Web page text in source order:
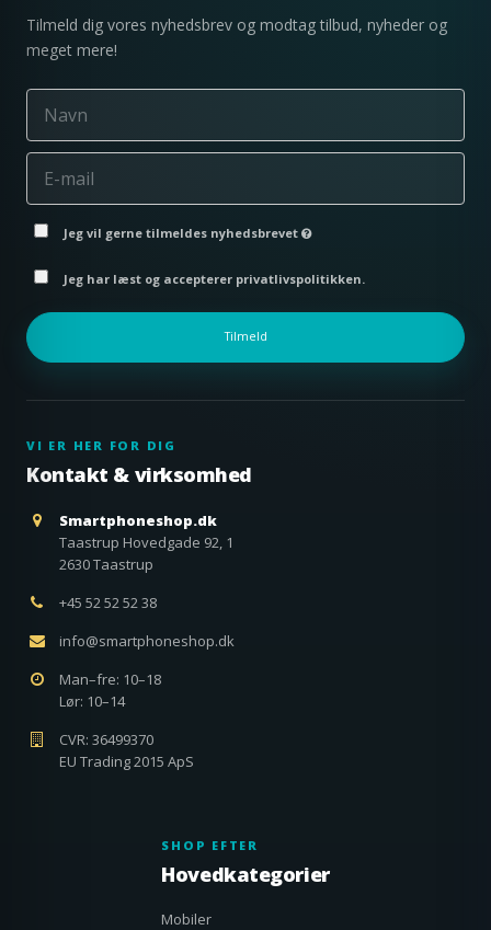
Tilmeld dig vores nyhedsbrev og modtag tilbud, nyheder og
meget mere!
Jeg vil gerne tilmeldes nyhedsbrevet
Jeg har læst og accepterer privatlivspolitikken.
Tilmeld
VI ER HER FOR DIG
Kontakt & virksomhed
Smartphoneshop.dk
Taastrup Hovedgade 92, 1
2630 Taastrup
+45 52 52 52 38
info@smartphoneshop.dk
Man–fre: 10–18
Lør: 10–14
CVR: 36499370
EU Trading 2015 ApS
SHOP EFTER
Hovedkategorier
Mobiler